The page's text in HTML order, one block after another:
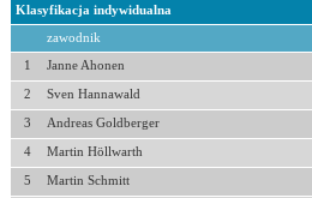
Klasyfikacja indywidualna
zawodnik
1 Janne Ahonen
2 Sven Hannawald
3 Andreas Goldberger
4 Martin Höllwarth
5 Martin Schmitt